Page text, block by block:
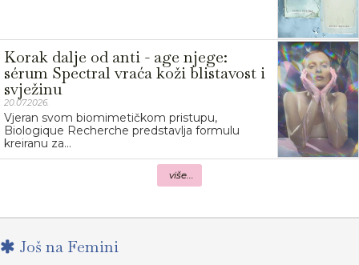
Korak dalje od anti - age njege:
sérum Spectral vraća koži blistavost i
svježinu
20.07.2026.
Vjeran svom biomimetičkom pristupu,
Biologique Recherche predstavlja formulu
kreiranu za...
više...
Još na Femini